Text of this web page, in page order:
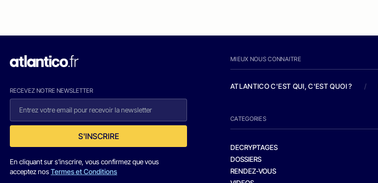
RECEVEZ NOTRE NEWSLETTER
S'INSCRIRE
En cliquant sur s'inscrire, vous confirmez que vous
acceptez nosTermes et Conditions
MIEUX NOUS CONNAITRE
ATLANTICO C'EST QUI, C'EST QUOI ? /
CATEGORIES
DECRYPTAGES
DOSSIERS
RENDEZ-VOUS